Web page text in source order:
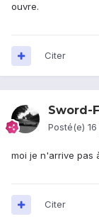
ouvre.
Citer
Sword-
Posté(e)
moi je n'arrive pas
Citer